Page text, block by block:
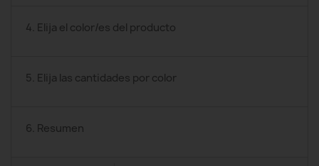
4. Elija el color/es del producto
5. Elija las cantidades por color
6. Resumen